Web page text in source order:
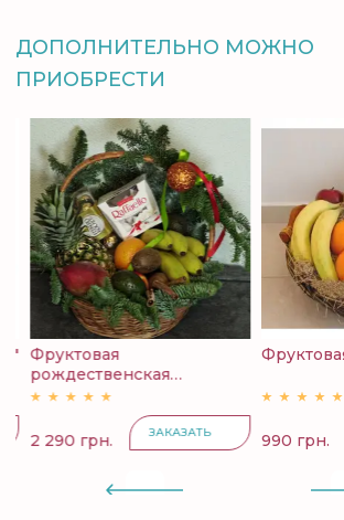
ДОПОЛНИТЕЛЬНО МОЖНО
ПРИОБРЕСТИ
Фруктовая
рождественская
корзина...
2 290 грн. ЗАКАЗАТЬ 990 грн.